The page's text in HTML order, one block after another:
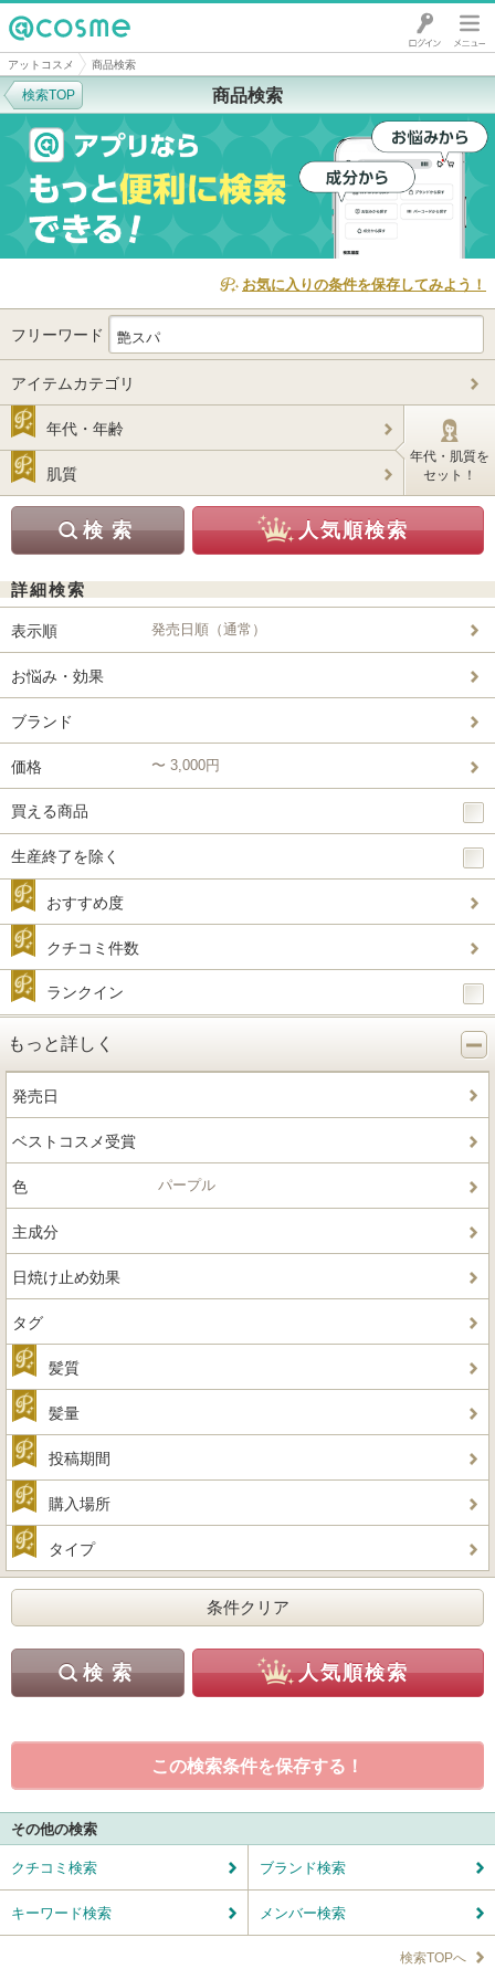
@cosme
アットコスメ 商品検索
商品検索
検索TOP
お気に入りの条件を保存してみよう！
フリーワード
アイテムカテゴリ
年代・年齢
肌質
年代・肌質を
セット！
詳細検索
表示順 発売日順（通常）
お悩み・効果
ブランド
価格 〜 3,000円
買える商品
生産終了を除く
おすすめ度
クチコミ件数
ランクイン
もっと詳しく
発売日
ベストコスメ受賞
色 パープル
主成分
日焼け止め効果
タグ
髪質
髪量
投稿期間
購入場所
タイプ
この検索条件を保存する！
その他の検索
クチコミ検索 ブランド検索
キーワード検索 メンバー検索
検索TOPへ